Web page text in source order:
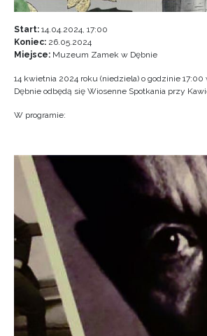
Start: 14.04.2024, 17:00
Koniec: 26.05.2024
Miejsce: Muzeum Zamek w Dębnie
14 kwietnia 2024 roku (niedziela) o godzinie
Dębnie odbędą się Wiosenne Spotkania przy
W programie: